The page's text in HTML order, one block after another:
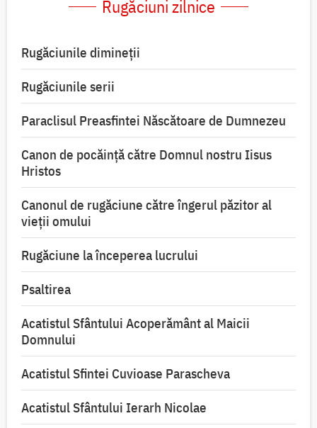
Rugăciuni zilnice
Rugăciunile dimineții
Rugăciunile serii
Paraclisul Preasfintei Născătoare de Dumnezeu
Canon de pocăință către Domnul nostru Iisus
Hristos
Canonul de rugăciune către îngerul păzitor al
vieții omului
Rugăciune la începerea lucrului
Psaltirea
Acatistul Sfântului Acoperământ al Maicii
Domnului
Acatistul Sfintei Cuvioase Parascheva
Acatistul Sfântului Ierarh Nicolae